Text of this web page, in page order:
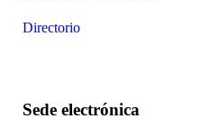
Directorio
Sede electrónica